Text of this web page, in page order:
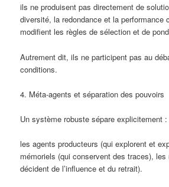
ils ne produisent pas directement de
diversité, la redondance et la performance
modifient les règles de sélection et de
Autrement dit, ils ne participent pas au
conditions.
4. Méta-agents et séparation des pouvoirs
Un système robuste sépare explicitement :
les agents producteurs (qui explorent et
mémoriels (qui conservent des traces), les
décident de l’influence et du retrait).